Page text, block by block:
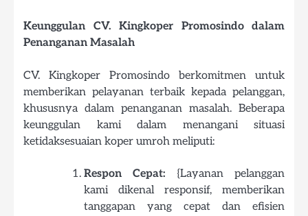
Keunggulan CV. Kingkoper Promosindo dalam
Penanganan Masalah
CV. Kingkoper Promosindo berkomitmen untuk
memberikan pelayanan terbaik kepada pelanggan,
khususnya dalam penanganan masalah. Beberapa
keunggulan kami dalam menangani situasi
ketidaksesuaian koper umroh meliputi:
Respon Cepat: {Layanan pelanggan
kami dikenal responsif, memberikan
tanggapan yang cepat dan efisien